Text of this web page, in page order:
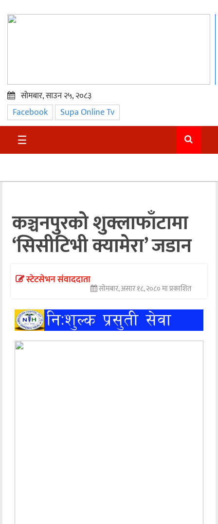
प्रमुख
समाचार
सुदुर
अन्तराष्ट्रिय
अन्तर्वार्ता
अर्थ
खेलकुद
अन्य
सोमबार, साउन २५, २०८३
Facebook Supa Online Tv
☰
कञ्चनपुरको शुक्लाफाँटामा
‘सिसीटिभी क्यामेरा’ जडान
स्टेटसेभन संवाददाता
सोमबार, असार १८, २०८० मा प्रकाशित